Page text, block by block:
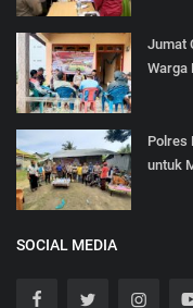
Jumat
Warga
Polres
untuk
SOCIAL MEDIA